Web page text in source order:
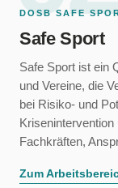
DOSB SAFE
Safe Sport
Safe Sport ist ein
und Vereine, die
bei Risiko- und
Fachkräften,
Zum